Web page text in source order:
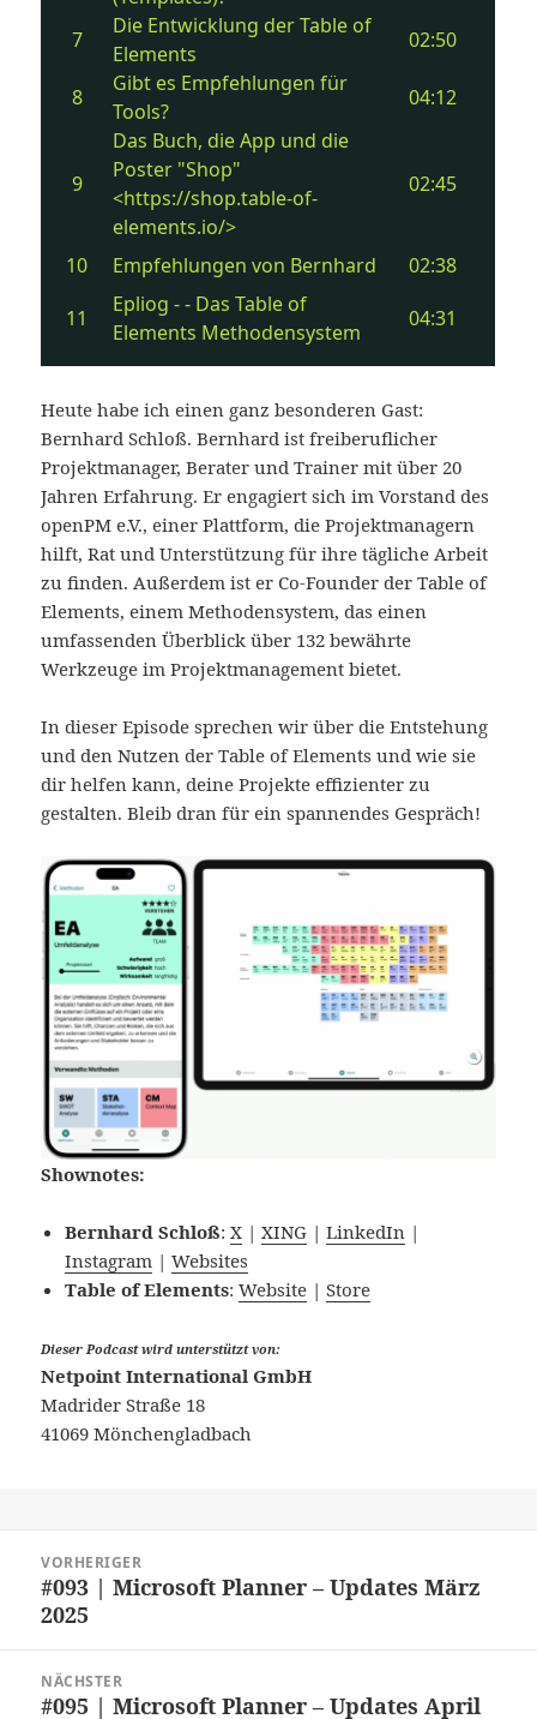
Heute habe ich einen ganz besonderen Gast:
Bernhard Schloß. Bernhard ist freiberuflicher
Projektmanager, Berater und Trainer mit über 20
Jahren Erfahrung. Er engagiert sich im Vorstand des
openPM e.V., einer Plattform, die Projektmanagern
hilft, Rat und Unterstützung für ihre tägliche Arbeit
zu finden. Außerdem ist er Co-Founder der Table of
Elements, einem Methodensystem, das einen
umfassenden Überblick über 132 bewährte
Werkzeuge im Projektmanagement bietet.
In dieser Episode sprechen wir über die Entstehung
und den Nutzen der Table of Elements und wie sie
dir helfen kann, deine Projekte effizienter zu
gestalten. Bleib dran für ein spannendes Gespräch!
Shownotes:
Bernhard Schloß:X |XING |LinkedIn |
Instagram |Websites
Table of Elements:Website |Store
Dieser Podcast wird unterstützt von:
Netpoint International GmbH
Madrider Straße 18
41069 Mönchengladbach
VORHERIGER
Vorheriger
Beitrag:
#093 | Microsoft Planner – Updates März
2025
NÄCHSTER
Nächster
#095 | Microsoft Planner – Updates April